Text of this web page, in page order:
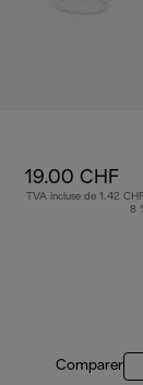
19.00 CHF
TVA incluse de 1.42
8
Comparer